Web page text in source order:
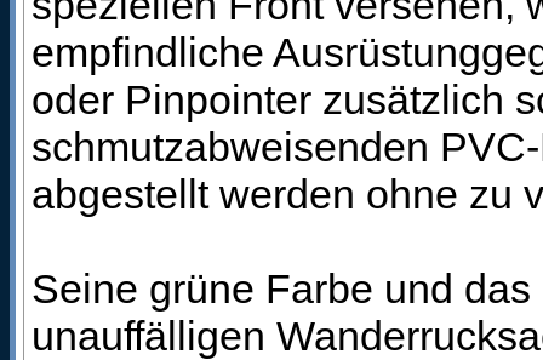
empfindliche
oder Pinpointer zusätzlich
schmutzabweisenden
abgestellt werden ohne zu
Seine grüne Farbe und
unauffälligen